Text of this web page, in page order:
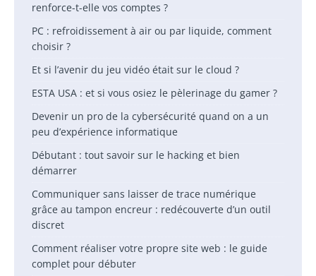
renforce-t-elle vos comptes ?
PC : refroidissement à air ou par liquide, comment
choisir ?
Et si l’avenir du jeu vidéo était sur le cloud ?
ESTA USA : et si vous osiez le pèlerinage du gamer ?
Devenir un pro de la cybersécurité quand on a un
peu d’expérience informatique
Débutant : tout savoir sur le hacking et bien
démarrer
Communiquer sans laisser de trace numérique
grâce au tampon encreur : redécouverte d’un outil
discret
Comment réaliser votre propre site web : le guide
complet pour débuter